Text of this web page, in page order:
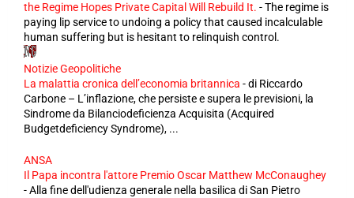
the Regime Hopes Private Capital Will Rebuild It. -The regime is
paying lip service to undoing a policy that caused incalculable
human suffering but is hesitant to relinquish control.
Notizie Geopolitiche
La malattia cronica dell’economia britannica -di Riccardo
Carbone – L’inflazione, che persiste e supera le previsioni, la
Sindrome da Bilanciodeficienza Acquisita (Acquired
Budgetdeficiency Syndrome), ...
ANSA
Il Papa incontra l'attore Premio Oscar Matthew McConaughey
-Alla fine dell'udienza generale nella basilica di San Pietro